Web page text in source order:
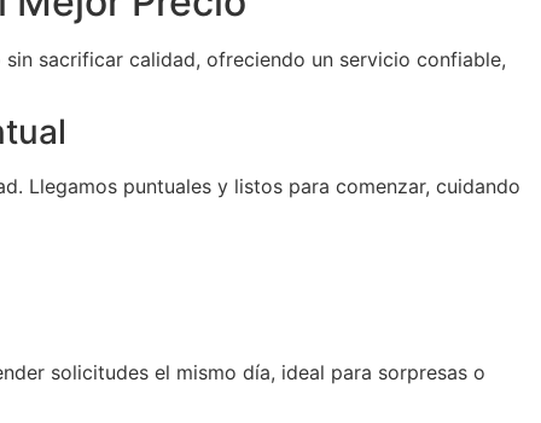
sacrificar calidad, ofreciendo un servicio confiable,
Llegamos puntuales y listos para comenzar, cuidando
solicitudes el mismo día, ideal para sorpresas o